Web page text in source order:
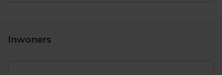
Inwoners